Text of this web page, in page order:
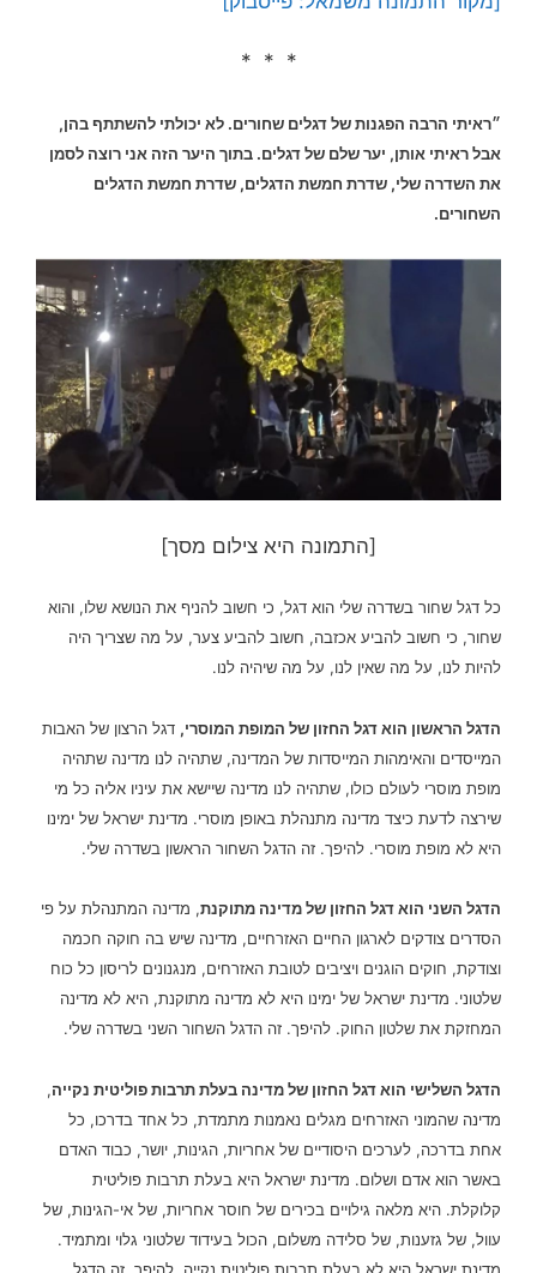
* * *
״ראיתי הרבה הפגנות של דגלים שחורים. לא יכולתי להשתתף בהן,
אבל ראיתי אותן, יער שלם של דגלים. בתוך היער הזה אני רוצה לסמן
את השדרה שלי, שדרת חמשת הדגלים, שדרת חמשת הדגלים
השחורים.
[התמונה היא צילום מסך]
כל דגל שחור בשדרה שלי הוא דגל, כי חשוב להניף את הנושא שלו, והוא
שחור, כי חשוב להביע אכזבה, חשוב להביע צער, על מה שצריך היה
להיות לנו, על מה שאין לנו, על מה שיהיה לנו.
הדגל הראשון הוא דגל החזון של המופת המוסרי, דגל הרצון של האבות
המייסדים והאימהות המייסדות של המדינה, שתהיה לנו מדינה שתהיה
מופת מוסרי לעולם כולו, שתהיה לנו מדינה שיישא את עיניו אליה כל מי
שירצה לדעת כיצד מדינה מתנהלת באופן מוסרי. מדינת ישראל של ימינו
היא לא מופת מוסרי. להיפך. זה הדגל השחור הראשון בשדרה שלי.
הדגל השני הוא דגל החזון של מדינה מתוקנת, מדינה המתנהלת על פי
הסדרים צודקים לארגון החיים האזרחיים, מדינה שיש בה חוקה חכמה
וצודקת, חוקים הוגנים ויציבים לטובת האזרחים, מנגנונים לריסון כל כוח
שלטוני. מדינת ישראל של ימינו היא לא מדינה מתוקנת, היא לא מדינה
המחזקת את שלטון החוק. להיפך. זה הדגל השחור השני בשדרה שלי.
הדגל השלישי הוא דגל החזון של מדינה בעלת תרבות פוליטית נקייה,
מדינה שהמוני האזרחים מגלים נאמנות מתמדת, כל אחד בדרכו, כל
אחת בדרכה, לערכים היסודיים של אחריות, הגינות, יושר, כבוד האדם
באשר הוא אדם ושלום. מדינת ישראל היא בעלת תרבות פוליטית
קלוקלת. היא מלאה גילויים בכירים של חוסר אחריות, של אי-הגינות, של
עוול, של גזענות, של סלידה משלום, הכול בעידוד שלטוני גלוי ומתמיד.
מדינת ישראל היא לא בעלת תרבות פוליטית נקייה. להיפך. זה הדגל